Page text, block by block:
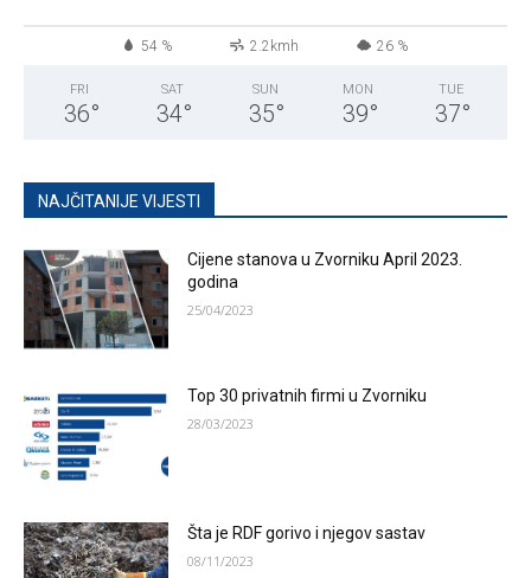
54 % 2.2kmh 26 %
FRI
36°
SAT
34°
SUN
35°
MON
39°
TUE
37°
NAJČITANIJE VIJESTI
Cijene stanova u Zvorniku April 2023.
godina
25/04/2023
Top 30 privatnih firmi u Zvorniku
28/03/2023
Šta je RDF gorivo i njegov sastav
08/11/2023